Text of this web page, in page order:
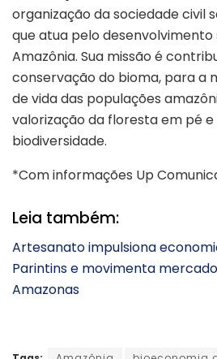
organização da sociedade civil
que atua pelo
Amazônia. Sua missão é
conservação do bioma, para a
de vida das populações
valorização da floresta em pé e
biodiversidade.
*Com informações Up
Leia também:
Artesanato impulsiona
Parintins e movimenta
Amazonas